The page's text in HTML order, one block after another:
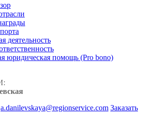
деятельность
юридическая помощь (Pro bono)
a.danilevskaya@regionservice.com Заказать